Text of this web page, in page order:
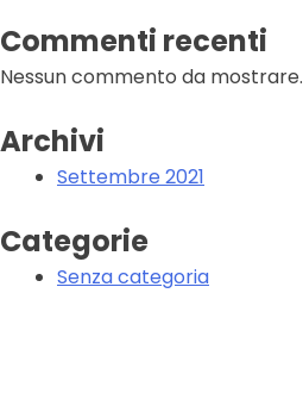
Commenti recenti
Nessun commento da mostrare.
Archivi
Settembre 2021
Categorie
Senza categoria